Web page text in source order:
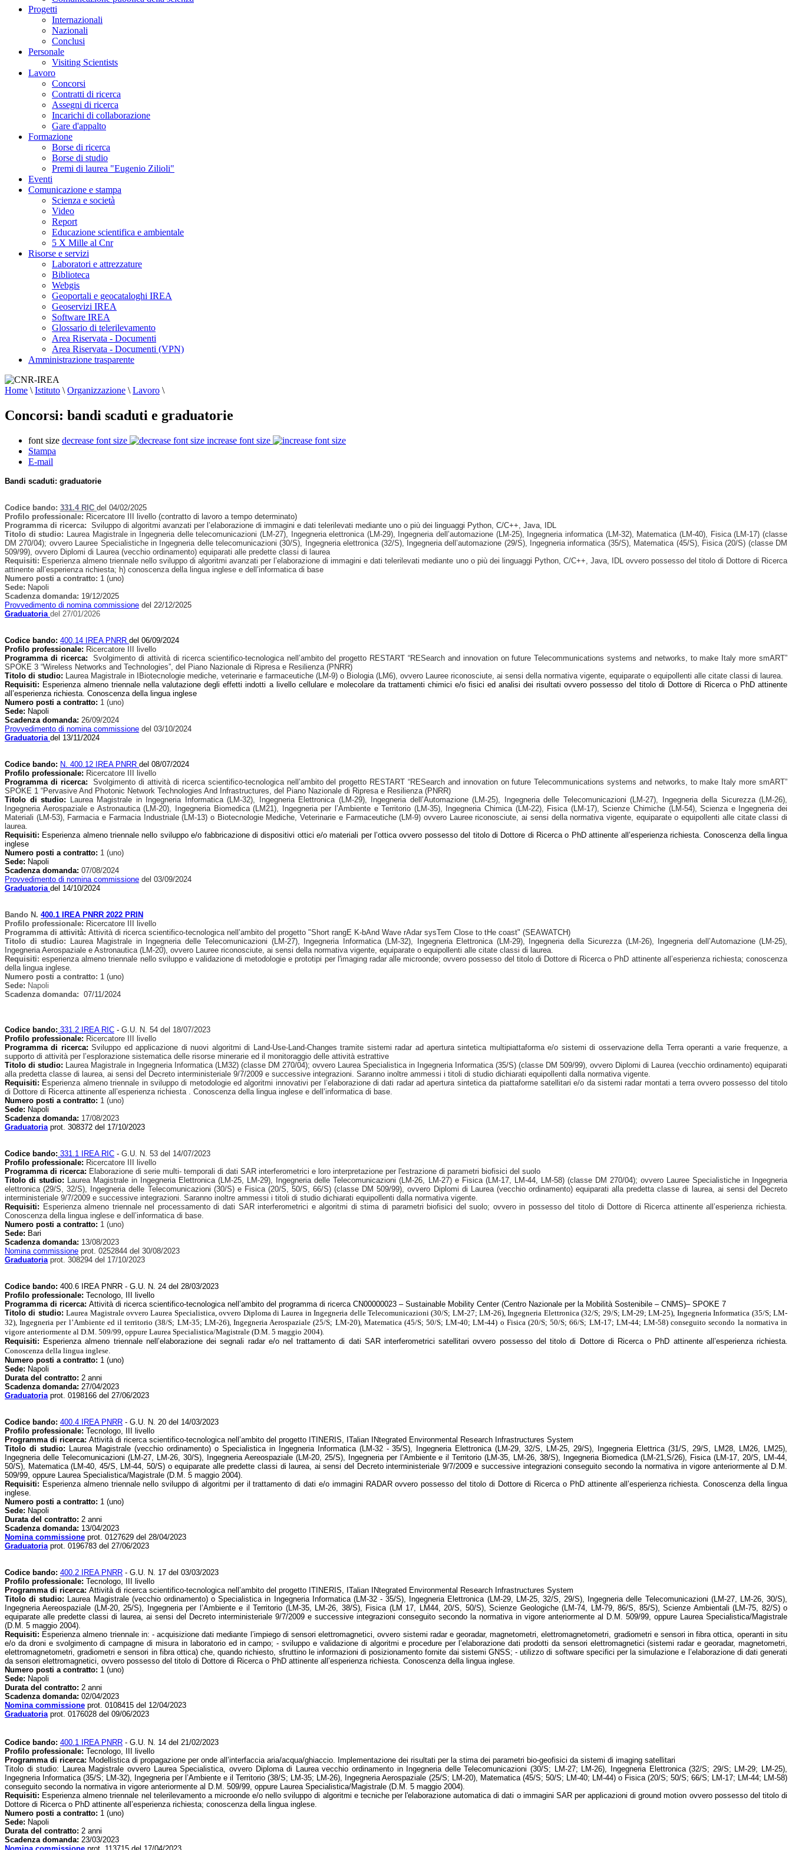
Progetti
Internazionali
Nazionali
Conclusi
Personale
Visiting Scientists
Lavoro
Concorsi
Contratti di ricerca
Assegni di ricerca
Incarichi di collaborazione
Gare d'appalto
Formazione
Borse di ricerca
Borse di studio
Premi di laurea "Eugenio Zilioli"
Eventi
Comunicazione e stampa
Scienza e società
Video
Report
Educazione scientifica e ambientale
5 X Mille al Cnr
Risorse e servizi
Laboratori e attrezzature
Biblioteca
Webgis
Geoportali e geocataloghi IREA
Geoservizi IREA
Software IREA
Glossario di telerilevamento
Area Riservata - Documenti
Area Riservata - Documenti (VPN)
Amministrazione trasparente
Home \ Istituto \ Organizzazione \ Lavoro \
Concorsi: bandi scaduti e graduatorie
font size decrease font size
increase font size
Stampa
E-mail
Bandi scaduti: graduatorie
Codice bando: 331.4 RIC del 04/02/2025
Profilo professionale: Ricercatore III livello (contratto di lavoro a tempo determinato)
Programma di ricerca: Sviluppo di algoritmi avanzati per l’elaborazione di immagini e dati telerilevati mediante uno o più dei linguaggi Python, C/C++, Java, IDL
Titolo di studio:
Laurea Magistrale in Ingegneria delle telecomunicazioni (LM-27), Ingegneria elettronica (LM-29), Ingegneria dell’automazione (LM-25), Ingegneria informatica (LM-32), Matematica (LM-40), Fisica (LM-17) (classe
DM 270/04); ovvero Lauree Specialistiche in Ingegneria delle telecomunicazioni (30/S), Ingegneria elettronica (32/S), Ingegneria dell’automazione (29/S), Ingegneria informatica (35/S), Matematica (45/S), Fisica (20/S) (classe DM
509/99), ovvero Diplomi di Laurea (vecchio ordinamento) equiparati alle predette classi di laurea
Requisiti: Esperienza almeno triennale nello sviluppo di algoritmi avanzati per l’elaborazione di immagini e dati telerilevati mediante uno o più dei linguaggi Python, C/C++, Java, IDL ovvero possesso del titolo di Dottore di Ricerca
attinente all’esperienza richiesta; h) conoscenza della lingua inglese e dell’informatica di base
Numero posti a contratto: 1 (uno)
Sede: Napoli
Scadenza domanda: 19/12/2025
Provvedimento di nomina commissione del 22/12/2025
Graduatoria del 27/01/2026
Codice bando: 400.14 IREA PNRR del 06/09/2024
Profilo professionale: Ricercatore III livello
Programma di ricerca:
Svolgimento di attività di ricerca scientifico-tecnologica nell’ambito del progetto RESTART “RESearch and innovation on future Telecommunications systems and networks, to make Italy more smART”
SPOKE 3 “Wireless Networks and Technologies”, del Piano Nazionale di Ripresa e Resilienza (PNRR)
Titolo di studio:
Laurea Magistrale in IBiotecnologie mediche, veterinarie e farmaceutiche (LM-9) o Biologia (LM6), ovvero Lauree riconosciute, ai sensi della normativa vigente, equiparate o equipollenti alle citate classi di laurea.
Requisiti: Esperienza almeno triennale nella valutazione degli effetti indotti a livello cellulare e molecolare da trattamenti chimici e/o fisici ed analisi dei risultati ovvero possesso del titolo di Dottore di Ricerca o PhD attinente
all’esperienza richiesta. Conoscenza della lingua inglese
Numero posti a contratto: 1 (uno)
Sede: Napoli
Scadenza domanda: 26/09/2024
Provvedimento di nomina commissione del 03/10/2024
Graduatoria del 13/11/2024
Codice bando: N. 400.12 IREA PNRR del 08/07/2024
Profilo professionale: Ricercatore III livello
Programma di ricerca:
Svolgimento di attività di ricerca scientifico-tecnologica nell’ambito del progetto RESTART “RESearch and innovation on future Telecommunications systems and networks, to make Italy more smART”
SPOKE 1 “Pervasive And Photonic Network Technologies And Infrastructures, del Piano Nazionale di Ripresa e Resilienza (PNRR)
Titolo di studio:
Laurea Magistrale in Ingegneria Informatica (LM-32), Ingegneria Elettronica (LM-29), Ingegneria dell’Automazione (LM-25), Ingegneria delle Telecomunicazioni (LM-27), Ingegneria della Sicurezza (LM-26),
Ingegneria Aerospaziale e Astronautica (LM-20), Ingegneria Biomedica (LM21), Ingegneria per l’Ambiente e Territorio (LM-35), Ingegneria Chimica (LM-22), Fisica (LM-17), Scienze Chimiche (LM-54), Scienza e Ingegneria dei
Materiali (LM-53), Farmacia e Farmacia Industriale (LM-13) o Biotecnologie Mediche, Veterinarie e Farmaceutiche (LM-9) ovvero Lauree riconosciute, ai sensi della normativa vigente, equiparate o equipollenti alle citate classi di
laurea.
Requisiti: Esperienza almeno triennale nello sviluppo e/o fabbricazione di dispositivi ottici e/o materiali per l’ottica ovvero possesso del titolo di Dottore di Ricerca o PhD attinente all’esperienza richiesta. Conoscenza della lingua
inglese
Numero posti a contratto: 1 (uno)
Sede: Napoli
Scadenza domanda: 07/08/2024
Provvedimento di nomina commissione del 03/09/2024
Graduatoria del 14/10/2024
Bando N. 400.1 IREA PNRR 2022 PRIN
Profilo professionale: Ricercatore III livello
Programma di attività: Attività di ricerca scientifico-tecnologica nell’ambito del progetto "Short rangE K-bAnd Wave rAdar sysTem Close to tHe coast" (SEAWATCH)
Titolo di studio:
Laurea Magistrale in Ingegneria delle Telecomunicazioni (LM-27), Ingegneria Informatica (LM-32), Ingegneria Elettronica (LM-29), Ingegneria della Sicurezza (LM-26), Ingegneria dell’Automazione (LM-25),
Ingegneria Aerospaziale e Astronautica (LM-20), ovvero Lauree riconosciute, ai sensi della normativa vigente, equiparate o equipollenti alle citate classi di laurea.
Requisiti: esperienza almeno triennale nello sviluppo e validazione di metodologie e prototipi per l'imaging radar alle microonde; ovvero possesso del titolo di Dottore di Ricerca o PhD attinente all’esperienza richiesta; conoscenza
della lingua inglese.
Numero posti a contratto: 1 (uno)
Sede: Napoli
Scadenza domanda: 07/11/2024
Codice bando: 331.2 IREA RIC - G.U. N. 54 del 18/07/2023
Profilo professionale: Ricercatore III livello
Programma di ricerca: Sviluppo ed applicazione di nuovi algoritmi di Land-Use-Land-Changes tramite sistemi radar ad apertura sintetica multipiattaforma e/o sistemi di osservazione della Terra operanti a varie frequenze, a
supporto di attività per l’esplorazione sistematica delle risorse minerarie ed il monitoraggio delle attività estrattive
Titolo di studio:
Laurea Magistrale in Ingegneria Informatica (LM32) (classe DM 270/04); ovvero Laurea Specialistica in Ingegneria Informatica (35/S) (classe DM 509/99), ovvero Diplomi di Laurea (vecchio ordinamento) equiparati
alla predetta classe di laurea, ai sensi del Decreto interministeriale 9/7/2009 e successive integrazioni. Saranno inoltre ammessi i titoli di studio dichiarati equipollenti dalla normativa vigente.
Requisiti: Esperienza almeno triennale in sviluppo di metodologie ed algoritmi innovativi per l’elaborazione di dati radar ad apertura sintetica da piattaforme satellitari e/o da sistemi radar montati a terra ovvero possesso del titolo
di Dottore di Ricerca attinente all’esperienza richiesta . Conoscenza della lingua inglese e dell’informatica di base.
Numero posti a contratto: 1 (uno)
Sede: Napoli
Scadenza domanda: 17/08/2023
Graduatoria prot. 308372 del 17/10/2023
Codice bando: 331.1 IREA RIC - G.U. N. 53 del 14/07/2023
Profilo professionale: Ricercatore III livello
Programma di ricerca: Elaborazione di serie multi- temporali di dati SAR interferometrici e loro interpretazione per l'estrazione di parametri biofisici del suolo
Titolo di studio:
Laurea Magistrale in Ingegneria Elettronica (LM-25, LM-29), Ingegneria delle Telecomunicazioni (LM-26, LM-27) e Fisica (LM-17, LM-44, LM-58) (classe DM 270/04); ovvero Lauree Specialistiche in Ingegneria
elettronica (29/S, 32/S), Ingegneria delle Telecomunicazioni (30/S) e Fisica (20/S, 50/S, 66/S) (classe DM 509/99), ovvero Diplomi di Laurea (vecchio ordinamento) equiparati alla predetta classe di laurea, ai sensi del Decreto
interministeriale 9/7/2009 e successive integrazioni. Saranno inoltre ammessi i titoli di studio dichiarati equipollenti dalla normativa vigente.
Requisiti: Esperienza almeno triennale nel processamento di dati SAR interferometrici e algoritmi di stima di parametri biofisici del suolo; ovvero in possesso del titolo di Dottore di Ricerca attinente all’esperienza richiesta.
Conoscenza della lingua inglese e dell’informatica di base.
Numero posti a contratto: 1 (uno)
Sede: Bari
Scadenza domanda: 13/08/2023
Nomina commissione prot. 0252844 del 30/08/2023
Graduatoria prot. 308294 del 17/10/2023
Codice bando: 400.6 IREA PNRR - G.U. N. 24 del 28/03/2023
Profilo professionale: Tecnologo, III livello
Programma di ricerca: Attività di ricerca scientifico-tecnologica nell’ambito del programma di ricerca CN00000023 – Sustainable Mobility Center (Centro Nazionale per la Mobilità Sostenibile – CNMS)– SPOKE 7
Titolo di studio: Laurea Magistrale ovvero Laurea Specialistica, ovvero Diploma di Laurea in Ingegneria delle Telecomunicazioni (30/S; LM-27; LM-26), Ingegneria Elettronica (32/S; 29/S; LM-29; LM-25), Ingegneria Informatica (35/S; LM-
32), Ingegneria per l’Ambiente ed il territorio (38/S; LM-35; LM-26), Ingegneria Aerospaziale (25/S; LM-20), Matematica (45/S; 50/S; LM-40; LM-44) o Fisica (20/S; 50/S; 66/S; LM-17; LM-44; LM-58) conseguito secondo la normativa in
vigore anteriormente al D.M. 509/99, oppure Laurea Specialistica/Magistrale (D.M. 5 maggio 2004).
Requisiti: Esperienza almeno triennale nell’elaborazione dei segnali radar e/o nel trattamento di dati SAR interferometrici satellitari ovvero possesso del titolo di Dottore di Ricerca o PhD attinente all’esperienza richiesta
Conoscenza della lingua inglese.
Numero posti a contratto: 1 (uno)
Sede: Napoli
Durata del contratto: 2 anni
Scadenza domanda: 27/04/2023
Graduatoria prot. 0198166 del 27/06/2023
Codice bando: 400.4 IREA PNRR - G.U. N. 20 del 14/03/2023
Profilo professionale: Tecnologo, III livello
Programma di ricerca: Attività di ricerca scientifico-tecnologica nell’ambito del progetto ITINERIS, ITalian INtegrated Environmental Research Infrastructures System
Titolo di studio:
Laurea Magistrale (vecchio ordinamento) o Specialistica in Ingegneria Informatica (LM-32 - 35/S), Ingegneria Elettronica (LM-29, 32/S, LM-25, 29/S), Ingegneria Elettrica (31/S, 29/S, LM28, LM26, LM25),
Ingegneria delle Telecomunicazioni (LM-27, LM-26, 30/S), Ingegneria Aereospaziale (LM-20, 25/S), Ingegneria per l’Ambiente e il Territorio (LM-35, LM-26, 38/S), Ingegneria Biomedica (LM-21,S/26), Fisica (LM-17, 20/S, LM-44,
50/S), Matematica (LM-40, 45/S, LM-44, 50/S) o equiparate alle predette classi di laurea, ai sensi del Decreto interministeriale 9/7/2009 e successive integrazioni conseguito secondo la normativa in vigore anteriormente al D.M.
509/99, oppure Laurea Specialistica/Magistrale (D.M. 5 maggio 2004).
Requisiti: Esperienza almeno triennale nello sviluppo di algoritmi per il trattamento di dati e/o immagini RADARovvero possesso del titolo di Dottore di Ricerca o PhD attinente all’esperienza richiesta. Conoscenza della lingua
inglese.
Numero posti a contratto: 1 (uno)
Sede: Napoli
Durata del contratto: 2 anni
Scadenza domanda: 13/04/2023
Nomina commissione prot. 0127629 del 28/04/2023
Graduatoria prot. 0196783 del 27/06/2023
Codice bando: 400.2 IREA PNRR - G.U. N. 17 del 03/03/2023
Profilo professionale: Tecnologo, III livello
Programma di ricerca: Attività di ricerca scientifico-tecnologica nell’ambito del progetto ITINERIS, ITalian INtegrated Environmental Research Infrastructures System
Titolo di studio: Laurea Magistrale (vecchio ordinamento) o Specialistica in Ingegneria Informatica (LM-32 - 35/S), Ingegneria Elettronica (LM-29, LM-25, 32/S, 29/S), Ingegneria delle Telecomunicazioni (LM-27, LM-26, 30/S),
Ingegneria Aereospaziale (LM-20, 25/S), Ingegneria per l’Ambiente e il Territorio (LM-35, LM-26, 38/S), Fisica (LM 17, LM44, 20/S, 50/S), Scienze Geologiche (LM-74, LM-79, 86/S, 85/S), Scienze Ambientali (LM-75, 82/S) o
equiparate alle predette classi di laurea, ai sensi del Decreto interministeriale 9/7/2009 e successive integrazioni conseguito secondo la normativa in vigore anteriormente al D.M. 509/99, oppure Laurea Specialistica/Magistrale
(D.M. 5 maggio 2004).
Requisiti: Esperienza almeno triennale in: - acquisizione dati mediante l’impiego di sensori elettromagnetici, ovvero sistemi radar e georadar, magnetometri, elettromagnetometri, gradiometri e sensori in fibra ottica, operanti in situ
e/o da droni e svolgimento di campagne di misura in laboratorio ed in campo; - sviluppo e validazione di algoritmi e procedure per l’elaborazione dati prodotti da sensori elettromagnetici (sistemi radar e georadar, magnetometri,
elettromagnetometri, gradiometri e sensori in fibra ottica) che, quando richiesto, sfruttino le informazioni di posizionamento fornite dai sistemi GNSS; - utilizzo di software specifici per la simulazione e l’elaborazione di dati generati
da sensori elettromagnetici, ovvero possesso del titolo di Dottore di Ricerca o PhD attinente all’esperienza richiesta. Conoscenza della lingua inglese.
Numero posti a contratto: 1 (uno)
Sede: Napoli
Durata del contratto: 2 anni
Scadenza domanda: 02/04/2023
Nomina commissione prot. 0108415 del 12/04/2023
Graduatoria prot. 0176028 del 09/06/2023
Codice bando: 400.1 IREA PNRR - G.U. N. 14 del 21/02/2023
Profilo professionale: Tecnologo, III livello
Programma di ricerca: Modellistica di propagazione per onde all’interfaccia aria/acqua/ghiaccio. Implementazione dei risultati per la stima dei parametri bio-geofisici da sistemi di imaging satellitari
Titolo di studio: Laurea Magistrale ovvero Laurea Specialistica, ovvero Diploma di Laurea vecchio ordinamento in Ingegneria delle Telecomunicazioni (30/S; LM-27; LM-26), Ingegneria Elettronica (32/S; 29/S; LM-29; LM-25),
Ingegneria Informatica (35/S; LM-32), Ingegneria per l’Ambiente e il Territorio (38/S; LM-35; LM-26), Ingegneria Aerospaziale (25/S; LM-20), Matematica (45/S; 50/S; LM-40; LM-44) o Fisica (20/S; 50/S; 66/S; LM-17; LM-44; LM-58)
conseguito secondo la normativa in vigore anteriormente al D.M. 509/99, oppure Laurea Specialistica/Magistrale (D.M. 5 maggio 2004).
Requisiti: Esperienza almeno triennale nel telerilevamento a microonde e/o nello sviluppo di algoritmi e tecniche per l'elaborazione automatica di dati o immagini SAR per applicazioni di ground motion ovvero possesso del titolo di
Dottore di Ricerca o PhD attinente all’esperienza richiesta; conoscenza della lingua inglese.
Numero posti a contratto: 1 (uno)
Sede: Napoli
Durata del contratto: 2 anni
Scadenza domanda: 23/03/2023